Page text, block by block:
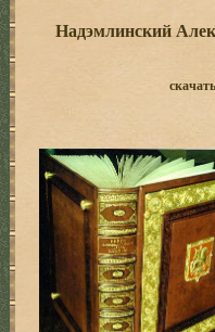
Надэмлинский